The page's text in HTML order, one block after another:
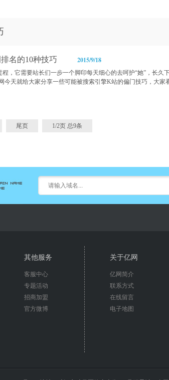
名的10种技巧 2015/9/18
，它需要站长们一步一个脚印每天细心的去呵护“她”，长久
今天就给大家分享一些可能被搜索引擎K站的偏门技巧，大家
尾页 1/2页 总9条
其他服务
客服中心
专题活动
招商加盟
官方微博
关于亿网
亿网简介
联系方式
在线留言
电子地图